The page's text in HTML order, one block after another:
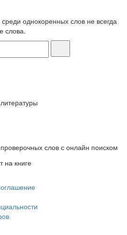
среди однокоренных слов не всегда
слова.
слов с онлайн поиском